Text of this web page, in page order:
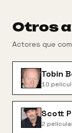
Otros
Actores que
Tobin
10
Scott
2